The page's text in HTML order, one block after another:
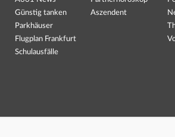
Günstig tanken
Parkhäuser
Flugplan Frankfurt
Schulausfälle
Aszendent